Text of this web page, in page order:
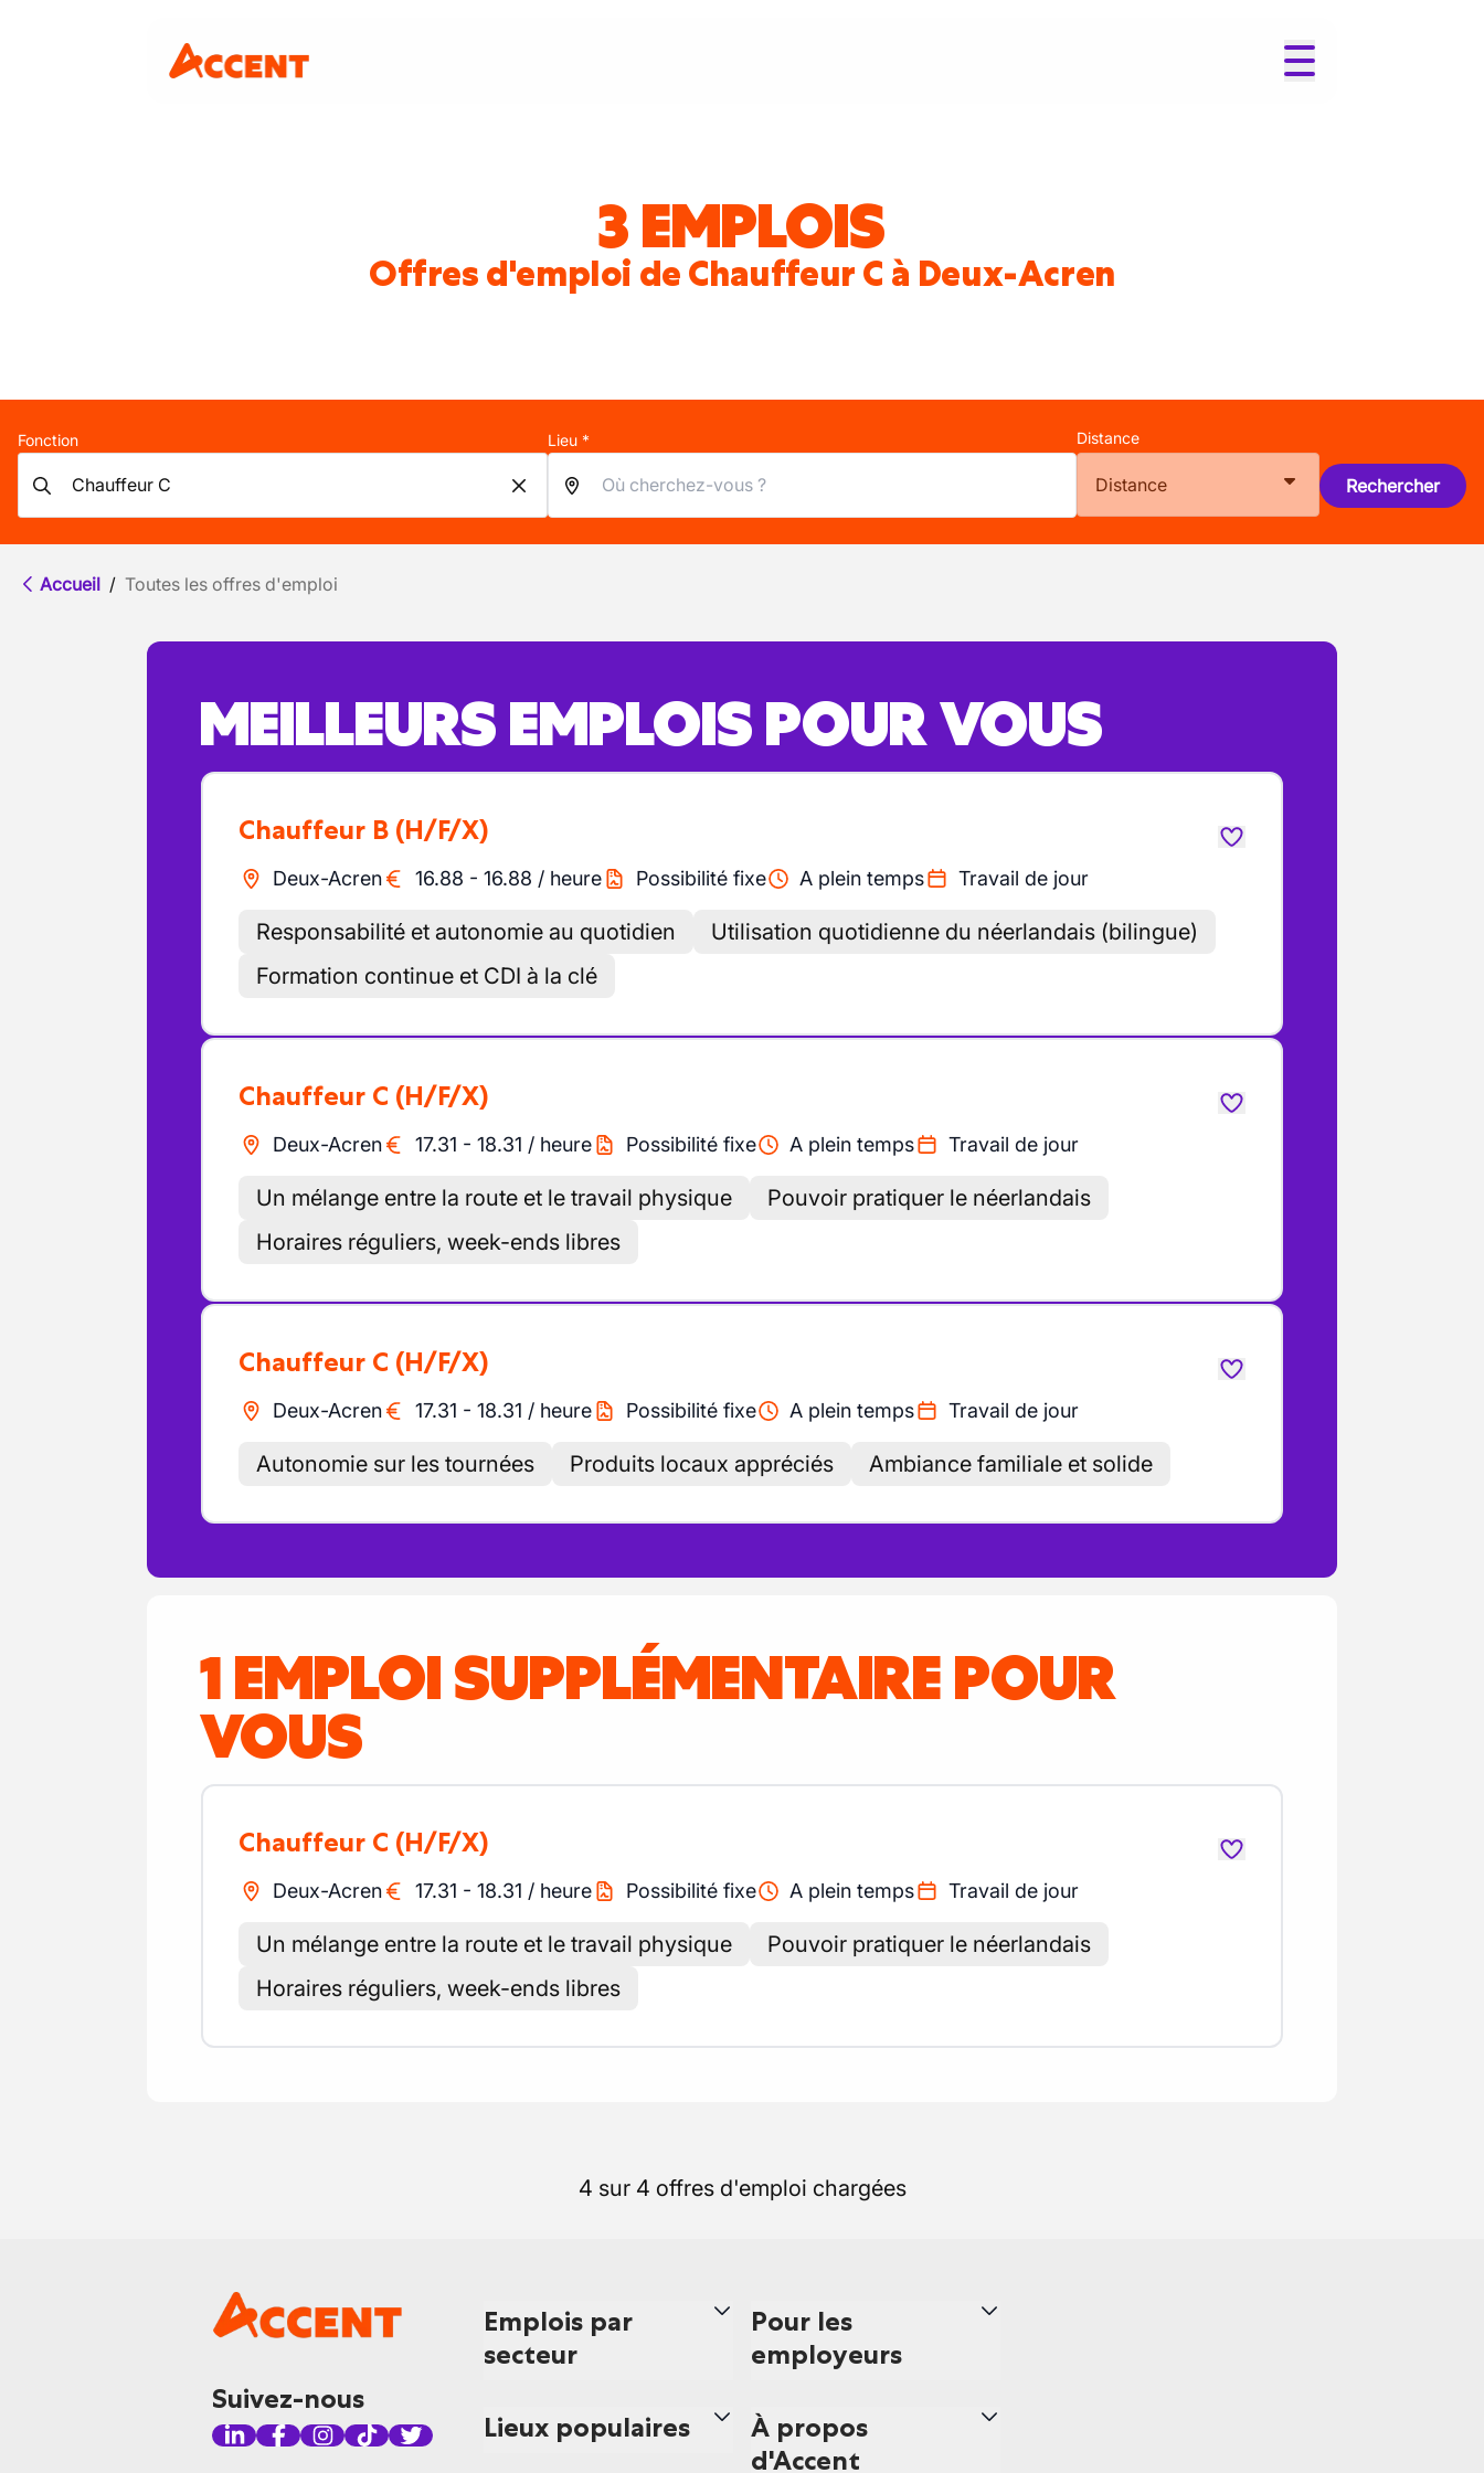
3 EMPLOIS
Offres d'emploi de Chauffeur C à Deux-Acren
Fonction Lieu * Distance
Distance Rechercher
Accueil / Toutes les offres d'emploi
MEILLEURS EMPLOIS POUR VOUS
Chauffeur B (H/F/X)
Deux-Acren 16.88 - 16.88 / heure Possibilité fixe A plein temps Travail de jour
Responsabilité et autonomie au quotidien
Utilisation quotidienne du néerlandais (bilingue)
Formation continue et CDI à la clé
Chauffeur C (H/F/X)
Deux-Acren 17.31 - 18.31 / heure Possibilité fixe A plein temps Travail de jour
Un mélange entre la route et le travail physique
Pouvoir pratiquer le néerlandais
Horaires réguliers, week-ends libres
Chauffeur C (H/F/X)
Deux-Acren 17.31 - 18.31 / heure Possibilité fixe A plein temps Travail de jour
Autonomie sur les tournées Produits locaux appréciés Ambiance familiale et solide
1 EMPLOI SUPPLÉMENTAIRE POUR
VOUS
Chauffeur C (H/F/X)
Deux-Acren 17.31 - 18.31 / heure Possibilité fixe A plein temps Travail de jour
Un mélange entre la route et le travail physique
Pouvoir pratiquer le néerlandais
Horaires réguliers, week-ends libres
4 sur 4 offres d'emploi chargées
Suivez-nous
Emplois par
secteur
Lieux populaires
Pour les
employeurs
À propos
d'Accent